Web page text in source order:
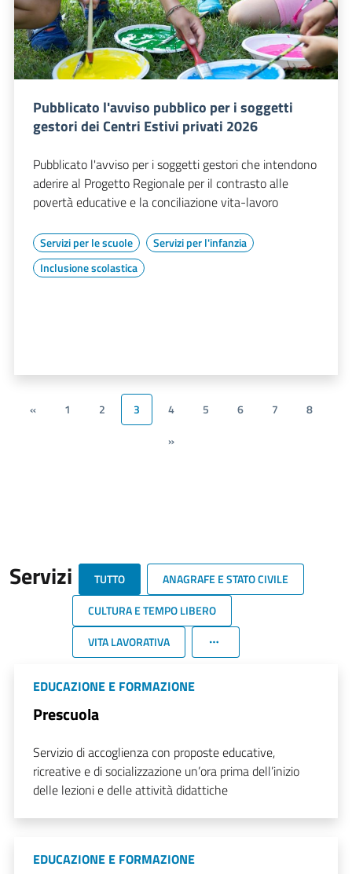
Pubblicato l'avviso pubblico per i soggetti
gestori dei Centri Estivi privati 2026
Pubblicato l'avviso per i soggetti gestori che intendono
aderire al Progetto Regionale per il contrasto alle
povertà educative e la conciliazione vita-lavoro
Servizi per le scuole
Servizi per l'infanzia
Inclusione scolastica
« 1 2 3 4 5 6 7
8
»
Servizi TUTTO
ANAGRAFE E STATO CIVILE
CULTURA E TEMPO LIBERO
VITA LAVORATIVA
EDUCAZIONE E FORMAZIONE
Prescuola
Servizio di accoglienza con proposte educative,
ricreative e di socializzazione un’ora prima dell’inizio
delle lezioni e delle attività didattiche
EDUCAZIONE E FORMAZIONE